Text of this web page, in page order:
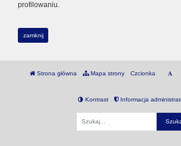
profilowaniu.
zamknij
Strona główna Mapa strony Czcionka
Kontrast Informacja